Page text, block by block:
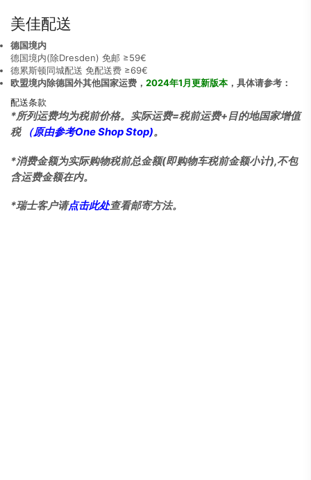
美佳配送
德国境内
德国境内(除Dresden) 免邮 ≥59€
德累斯顿同城配送 免配送费 ≥69€
欧盟境内除德国外其他国家运费， 2024年1月更新版本 ，具体请参考：
配送条款
*所列运费均为税前价格。实际运费=税前运费+目的地国家增值
税
（原由参考One Shop Stop)。
*消费金额为实际购物税前总金额(即购物车税前金额小计),不包
含运费金额在内。
*瑞士客户请点击此处查看邮寄方法。